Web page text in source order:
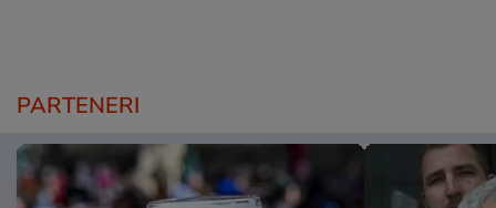
PARTENERI